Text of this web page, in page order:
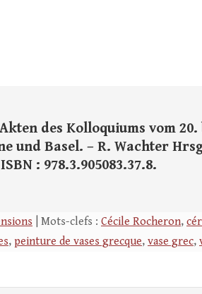
des Kolloquiums vom 20.
und Basel. – R. Wachter
: 978.3.905083.37.8.
| Mots-clefs : Cécile Rocheron,
, peinture de vases grecque, vase grec,